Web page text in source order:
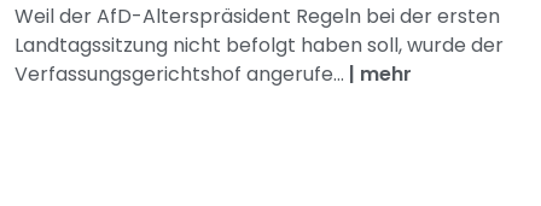
Weil der AfD-Alterspräsident Regeln bei der ersten
Landtagssitzung nicht befolgt haben soll, wurde der
Verfassungsgerichtshof angerufe... | mehr